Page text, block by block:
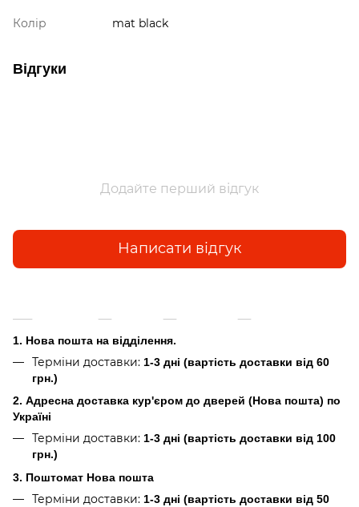
Колір mat black
Відгуки
Додайте перший відгук
Написати відгук
1. Нова пошта на відділення.
Терміни доставки: 1-3 дні (вартість доставки від 60
грн.)
2. Адресна доставка кур'єром до дверей (Нова пошта) по
Україні
Терміни доставки: 1-3 дні (вартість доставки від 100
грн.)
3. Поштомат Нова пошта
Терміни доставки: 1-3 дні (вартість доставки від 50